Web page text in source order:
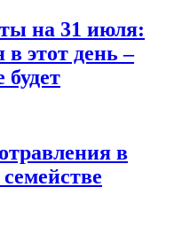
на 31 июля:
этот день –
будет
в